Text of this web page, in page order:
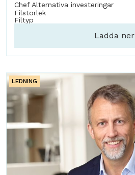
Chef Alternativa investeringar
Filstorlek
Filtyp
Ladda ner
LEDNING